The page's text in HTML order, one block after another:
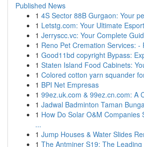
Published News
1 4S Sector 88B Gurgaon: Your
1 Letstg.com: Your Ultimate
1 Jerryscc.vc: Your Complete
1 Reno Pet Cremation Services: -
1 Good11bd copyright Bypass:
1 Staten Island Food Cabinets:
1 Colored cotton yarn squander
1 BPI Net Empresas
1 99ez.uk.com & 99ez.cn.com: A
1 Jadwal Badminton Taman
1 How Do Solar O&M Companies
...
1 Jump Houses & Water Slides
1 The Antminer S19: The